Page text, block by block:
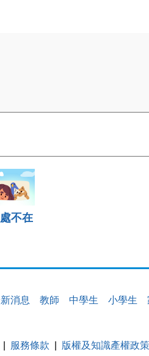
不在
消息 教師 中學生 小學生
服務條款 版權及知識產權政策